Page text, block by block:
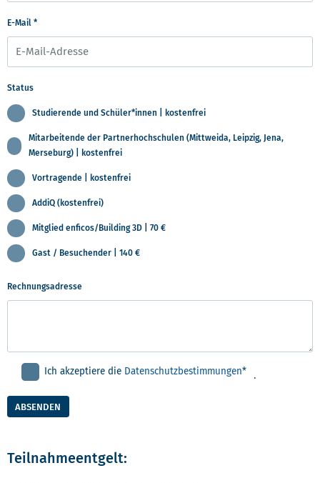
E-Mail *
Status
Studierende und Schüler*innen | kostenfrei
Mitarbeitende der Partnerhochschulen (Mittweida, Leipzig, Jena,
Merseburg) | kostenfrei
Vortragende | kostenfrei
AddiQ (kostenfrei)
Mitglied enficos/Building 3D | 70 €
Gast / Besuchender | 140 €
Rechnungsadresse
Ich akzeptiere die Datenschutzbestimmungen* .
ABSENDEN
Teilnahmeentgelt: